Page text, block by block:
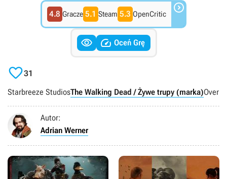
4.8 Gracze 5.1 Steam 5.3 OpenCritic 
  Oceń Grę
31
Starbreeze StudiosThe Walking Dead / Żywe trupy (marka)
Autor:
Adrian Werner